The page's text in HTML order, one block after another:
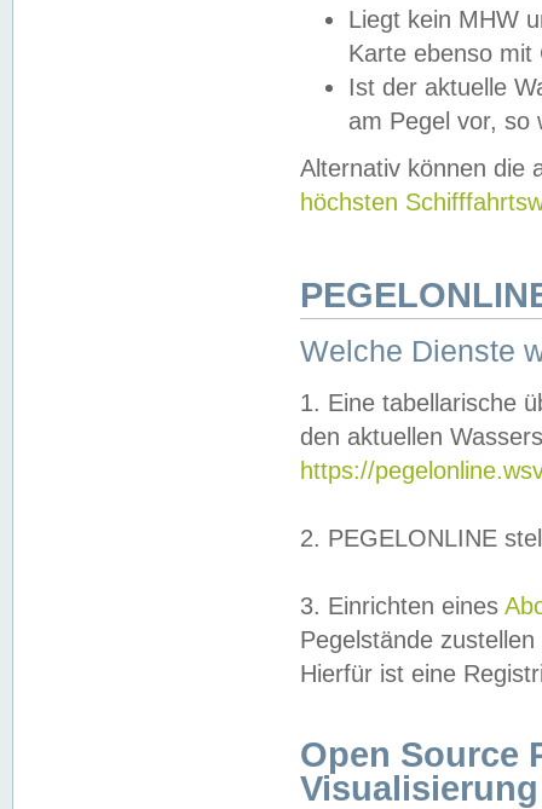
Liegt kein MHW
Karte ebenso mit
Ist der aktuelle
am Pegel vor,
Alternativ können die
höchsten
Welche Dienste
1. Eine tabellarische
den aktuellen
https://
2. PEGELONLINE
3. Einrichten eines
Pegelstände
Hierfür ist eine
Open Source
Visualisierung